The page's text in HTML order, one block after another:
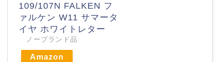
109/107N FALKEN フ
ァルケン W11 サマータ
イヤ ホワイトレター
ノーブランド品
Amazon